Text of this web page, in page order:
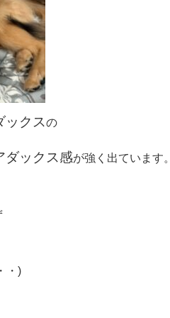
ックスの
ダックス感が強く出ています。
・)